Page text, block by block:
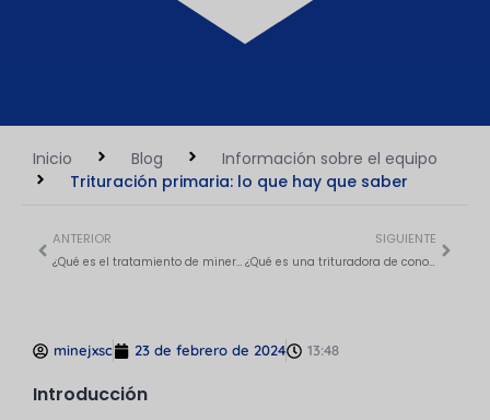
Inicio Blog
Información sobre el equipo
Trituración primaria: lo que hay que saber
ANTERIOR
¿Qué es el tratamiento de minerales y sus etapas?
SIGUIENTE
¿Qué es una trituradora de cono y cómo funciona?
minejxsc 23 de febrero de 2024 13:48
Introducción